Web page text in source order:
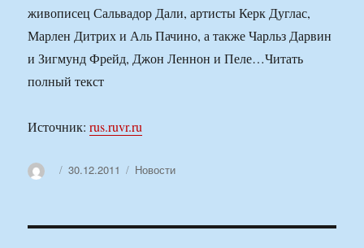
живописец Сальвадор Дали, артисты Керк Дуглас,
Марлен Дитрих и Аль Пачино, а также Чарльз Дарвин
и Зигмунд Фрейд, Джон Леннон и Пеле…Читать
полный текст
Источник:rus.ruvr.ru
АвторОпубликовано
30.12.2011 Рубрики
Новости